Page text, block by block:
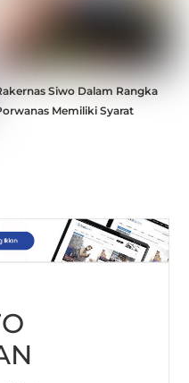
Siwo Dalam Rangka
Memiliki Syarat